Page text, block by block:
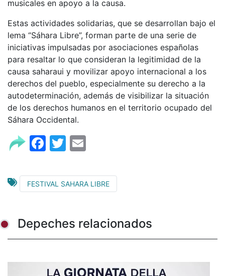
musicales en apoyo a la causa.
Estas actividades solidarias, que se desarrollan bajo el
lema “Sáhara Libre”, forman parte de una serie de
iniciativas impulsadas por asociaciones españolas
para resaltar lo que consideran la legitimidad de la
causa saharaui y movilizar apoyo internacional a los
derechos del pueblo, especialmente su derecho a la
autodeterminación, además de visibilizar la situación
de los derechos humanos en el territorio ocupado del
Sáhara Occidental.
Facebook
Twitter
FESTIVAL SAHARA LIBRE
Depeches relacionados